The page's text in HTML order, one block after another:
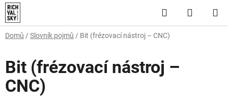
Přejít
na
obsah
Hledat
KOŠÍK
Domů / Slovník pojmů / Bit (frézovací nástroj – CNC)
Bit (frézovací nástroj –
CNC)